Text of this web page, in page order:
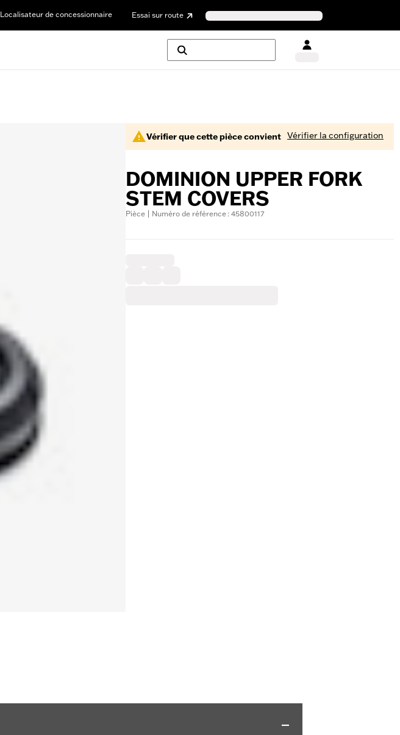
Localisateur de concessionnaire Essai sur route
Vérifier que cette pièce convient Vérifier la configuration
DOMINION UPPER FORK
STEM COVERS
Pièce | Numéro de référence : 45800117